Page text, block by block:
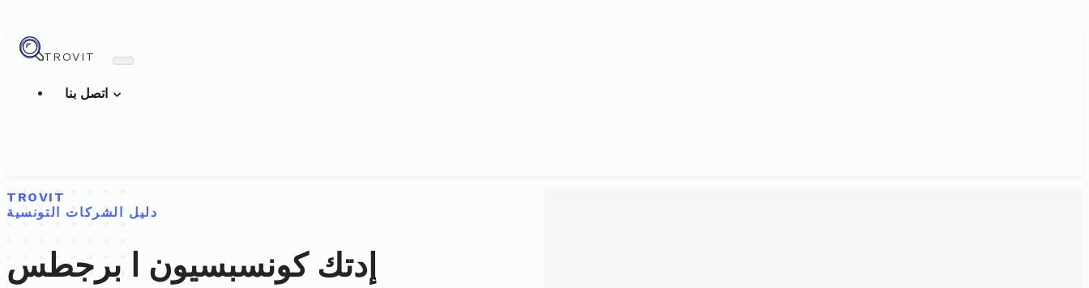
TROVIT
TROVIT
دليل الشركات التونسية
إدتك كونسبسيون ا برجطس